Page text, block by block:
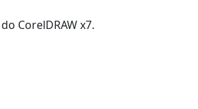
CorelDRAW x7.